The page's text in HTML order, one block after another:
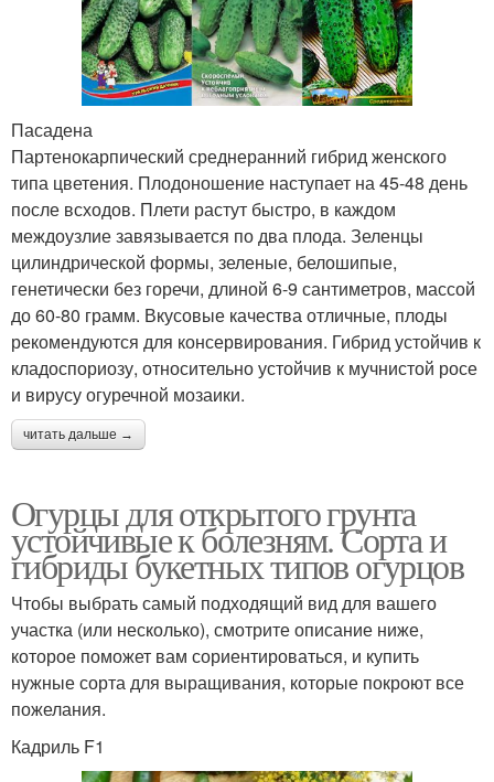
Пасадена
Партенокарпический среднеранний гибрид женского
типа цветения. Плодоношение наступает на 45-48 день
после всходов. Плети растут быстро, в каждом
междоузлие завязывается по два плода. Зеленцы
цилиндрической формы, зеленые, белошипые,
генетически без горечи, длиной 6-9 сантиметров, массой
до 60-80 грамм. Вкусовые качества отличные, плоды
рекомендуются для консервирования. Гибрид устойчив к
кладоспориозу, относительно устойчив к мучнистой росе
и вирусу огуречной мозаики.
читать дальше →
Огурцы для открытого грунта
устойчивые к болезням. Сорта и
гибриды букетных типов огурцов
Чтобы выбрать самый подходящий вид для вашего
участка (или несколько), смотрите описание ниже,
которое поможет вам сориентироваться, и купить
нужные сорта для выращивания, которые покроют все
пожелания.
Кадриль F1